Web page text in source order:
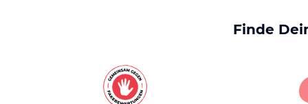
Finde